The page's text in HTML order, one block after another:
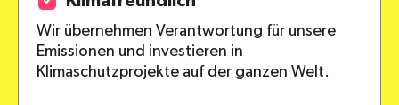
Wir übernehmen Verantwortung für unsere
Emissionen und investieren in
Klimaschutzprojekte auf der ganzen Welt.